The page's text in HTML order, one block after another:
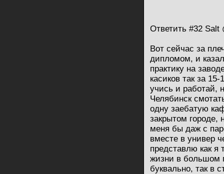
Ответить #32 Salt
Вот сейчас за
дипломом, и
практику на
касиков так за
учись и работай,
Челябинск
одну заебатую
закрытом городе,
меня бы даж с
вместе в универ
представлю как
жизни в большом
буквально, так в